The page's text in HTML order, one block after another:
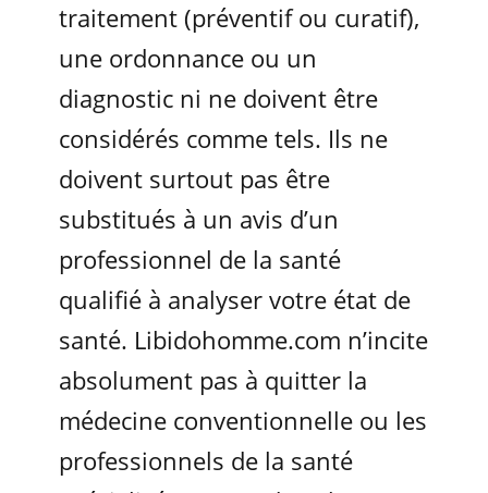
traitement (préventif ou curatif),
une ordonnance ou un
diagnostic ni ne doivent être
considérés comme tels. Ils ne
doivent surtout pas être
substitués à un avis d’un
professionnel de la santé
qualifié à analyser votre état de
santé. Libidohomme.com n’incite
absolument pas à quitter la
médecine conventionnelle ou les
professionnels de la santé